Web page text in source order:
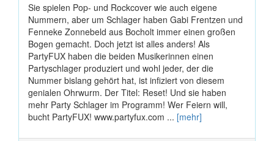
Sie spielen Pop- und Rockcover wie auch eigene
Nummern, aber um Schlager haben Gabi Frentzen und
Fenneke Zonnebeld aus Bocholt immer einen großen
Bogen gemacht. Doch jetzt ist alles anders! Als
PartyFUX haben die beiden Musikerinnen einen
Partyschlager produziert und wohl jeder, der die
Nummer bislang gehört hat, ist infiziert von diesem
genialen Ohrwurm. Der Titel: Reset! Und sie haben
mehr Party Schlager im Programm! Wer Feiern will,
bucht PartyFUX! www.partyfux.com ... [mehr]